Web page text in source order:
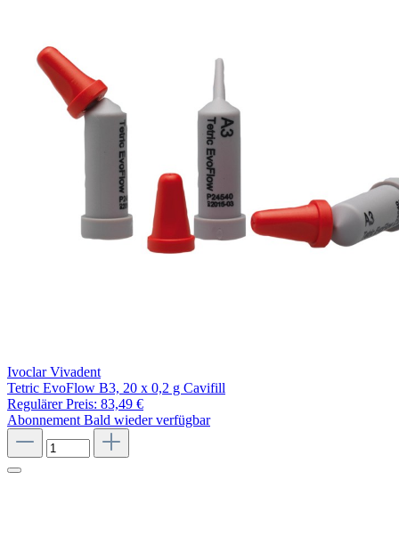
Ivoclar Vivadent
Tetric EvoFlow B3, 20 x 0,2 g Cavifill
Regulärer Preis: 83,49 €
Abonnement Bald wieder verfügbar